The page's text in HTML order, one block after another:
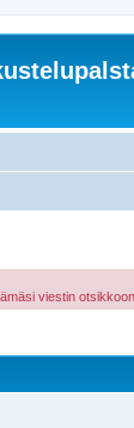
viestin